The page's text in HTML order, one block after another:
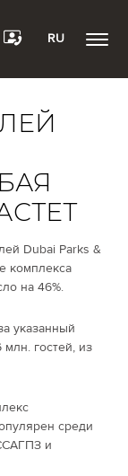
RU
Dubai Parks &
комплекса
на 46%.
указанный
гостей, из
среди
и